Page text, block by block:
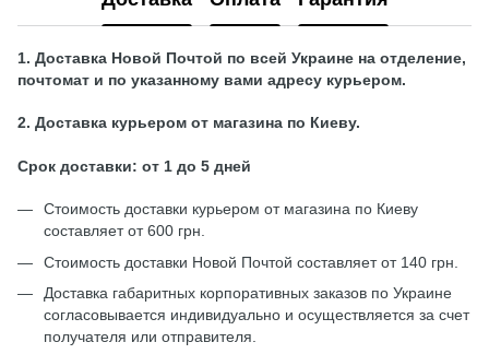
1. Доставка Новой Почтой по всей Украине на отделение,
почтомат и по указанному вами адресу курьером.
2. Доставка курьером от магазина по Киеву.
Срок доставки: от 1 до 5 дней
Стоимость доставки курьером от магазина по Киеву
составляет от 600 грн.
Стоимость доставки Новой Почтой составляет от 140 грн.
Доставка габаритных корпоративных заказов по Украине
согласовывается индивидуально и осуществляется за счет
получателя или отправителя.